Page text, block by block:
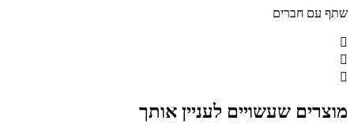
שתף עם חברים
מוצרים שעשויים לעניין אותך